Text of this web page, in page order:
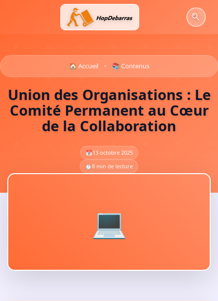
🏠 Accueil • 📚 Contenus
Union des Organisations : Le
Comité Permanent au Cœur
de la Collaboration
📅13 octobre 2025
⏱️8 min de lecture
💻